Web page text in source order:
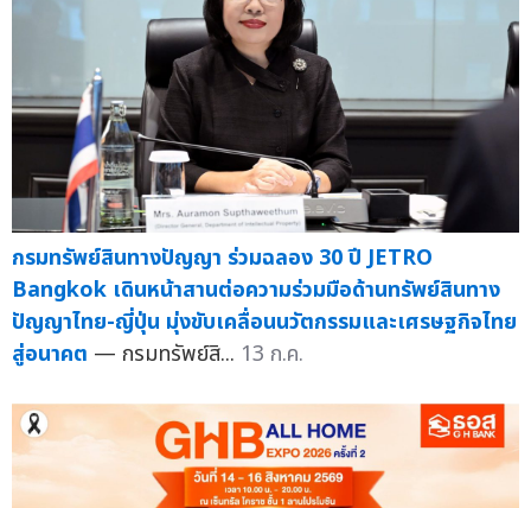
กรมทรัพย์สินทางปัญญา ร่วมฉลอง 30 ปี JETRO
Bangkok เดินหน้าสานต่อความร่วมมือด้านทรัพย์สินทาง
ปัญญาไทย-ญี่ปุ่น มุ่งขับเคลื่อนนวัตกรรมและเศรษฐกิจไทย
สู่อนาคต — กรมทรัพย์สิ... 13 ก.ค.